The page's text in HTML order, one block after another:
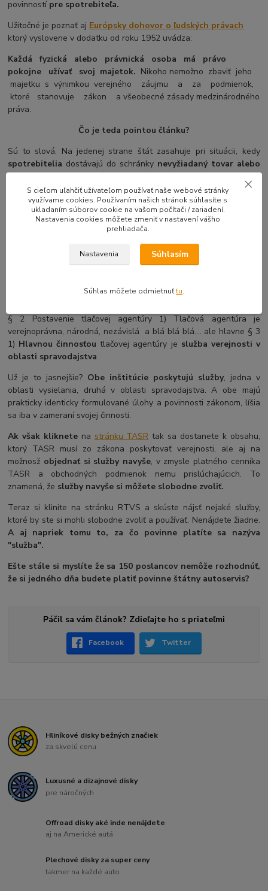
povinností pre spotrebiteľa.
Užitočné je poznať aj Európsky dohovor o ľudských právach
ktorý vyslovene v dodatku od roku 1952 uvádza:
Každá fyzická alebo právnická osoba má právo
pokojne užívať svoj majetok. Nikoho nemožno zbaviť jeho
majetku s výnimkou verejného záujmu a za podmienok,
ktoré stanovuje zákon a všeobecné zásady medzinárodného
práva.
Čo je teda pointou článku?
Sú to slová. Na jedenej strane štát zasahuje pri situácii, kedy
spotrebitelia dostávajú do schránky nevyžiadaný tovar alebo
služby ( napríklad aféra s bambusovými ponožkami ) a na strane
druhej tu mámeštátnu televíziu, od ktorej ste si žiadne služby
neobjednali,ale aj napriek tomu ich povinne platíte a žiadne
služby ako protiplnenie nedostávate ( okrem tej, ktorú RTVS má
z. o Tlačovej agentúre Slovenskej republiky je prakticky identický
§ 2 Postavenie tlačovej agentúry 1) Tlačová agentúra je
verejnoprávna, národná, nezávislá a blá blá blá.... ale hlavne § 3
1) Hlavnou činnosťou tlačovej agentúry je služba verejnosti v
oblasti spravodajstva
Už je to jasnejšie? Obe inštitúcie poskytujú služby, jedna v
oblasti vysielania, druhá v oblasti spravodajstva. A obe majú
prakticky identicky formulované úlohy a povinnosti zákonom, líšia
sa iba v zameraní svojej činnosti.
Ak však kliknetena stránku TASR tak sa dostanete k obsahu,
ktorý TASR musí zo zákona poskytovať verejnosti, ale aj na
možnosž objednať si služby navyše, v zmysle platného cenníka
TASR a obchodných podmienok nemu prislúchajúcich. To
znamená, že služby navyše si môžete slobodne zvoliť.
Teraz si klinite na stránku RTVS a skúste nájsť nejaké služby,
ktoré by ste si mohli slobodne zvoliť a používať. Nenájdete žiadne.
A aj napriek tomu to, za čo povinne platíte sa nazýva
"služba".
Ešte stále si myslíte že sa 150 poslancov nemôže rozhodnúť,
že si jedného dňa budete platiť povinne štátny autoservis?
Páčil sa vám článok? Zdieľajte ho s priateľmi
Facebook Twitter
Hliníkové disky bežných značiek
za skvelú cenu
Luxusné a dizajnové disky
pre náročných
Offroad disky aké inde nenájdete
aj na Americké autá
Plechové disky za super ceny
takmer na každé auto
S cieľom uľahčiť užívateľom používať naše webové stránky
využívame cookies. Používaním našich stránok súhlasíte s
ukladaním súborov cookie na vašom počítači / zariadení.
Nastavenia cookies môžete zmeniť v nastavení vášho
prehliadača.
Nastavenia Súhlasím
Súhlas môžete odmietnuťtu.